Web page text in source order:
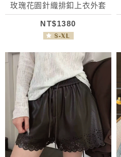
玫瑰花園針織排釦上衣外套
NT$1380